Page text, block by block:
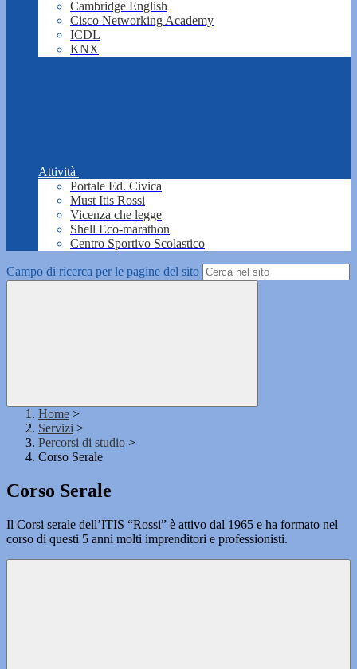
Cambridge English
Cisco Networking Academy
ICDL
KNX
Attività
Portale Ed. Civica
Must Itis Rossi
Vicenza che legge
Shell Eco-marathon
Centro Sportivo Scolastico
Campo di ricerca per le pagine del sito
Home >
Servizi >
Percorsi di studio >
Corso Serale
Corso Serale
Il Corsi serale dell’ITIS “Rossi” è attivo dal 1965 e ha formato nel
corso di questi 5 anni molti imprenditori e professionisti.